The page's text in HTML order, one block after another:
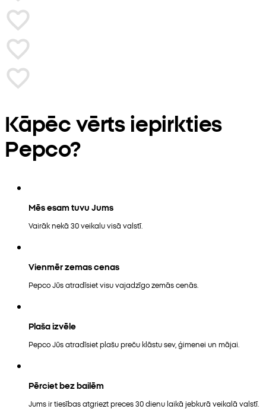
Kāpēc vērts iepirkties
Pepco?
Mēs esam tuvu Jums
Vairāk nekā 30 veikalu visā valstī.
Vienmēr zemas cenas
Pepco Jūs atradīsiet visu vajadzīgo zemās cenās.
Plaša izvēle
Pepco Jūs atradīsiet plašu preču klāstu sev, ģimenei un mājai.
Pērciet bez bailēm
Jums ir tiesības atgriezt preces 30 dienu laikā jebkurā veikalā valstī.